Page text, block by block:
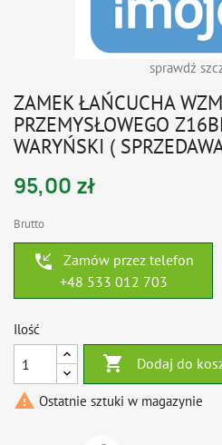
sprawdź
ZAMEK ŁAŃCUCHA
PRZEMYSŁOWEGO
WARYŃSKI (
95,00 zł
Brutto
phone_callback
Zamów przez telefon
+48 533 012 703
Ilość
 Dodaj do
 Ostatnie sztuki w magazynie